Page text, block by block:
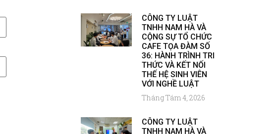
CÔNG TY LUẬT
TNHH NAM HÀ VÀ
CỘNG SỰ TỔ CHỨC
CAFE TỌA ĐÀM SỐ
36: HÀNH TRÌNH TRI
THỨC VÀ KẾT NỐI
THẾ HỆ SINH VIÊN
VỚI NGHỀ LUẬT
Tháng Tám 4, 2026
CÔNG TY LUẬT
TNHH NAM HÀ VÀ